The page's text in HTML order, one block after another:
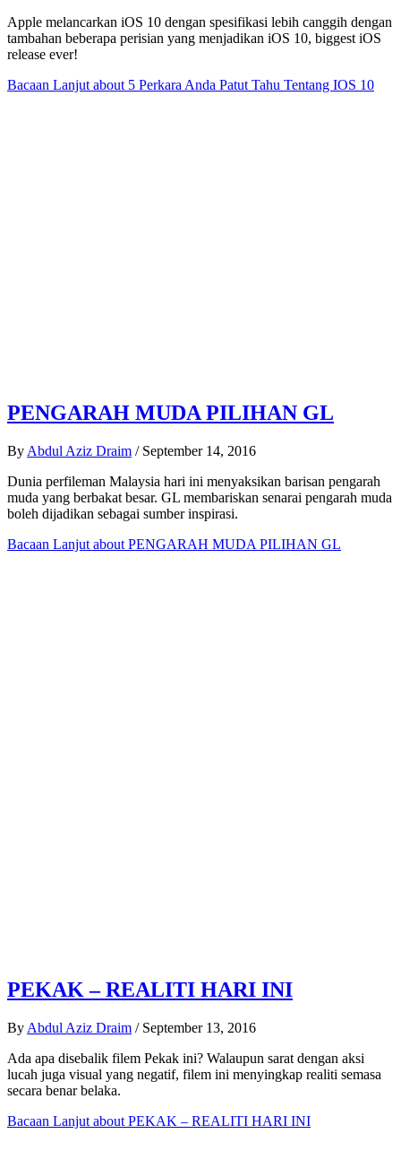
Apple melancarkan iOS 10 dengan spesifikasi lebih canggih dengan
tambahan beberapa perisian yang menjadikan iOS 10, biggest iOS
release ever!
Bacaan Lanjut about 5 Perkara Anda Patut Tahu Tentang IOS 10
PENGARAH MUDA PILIHAN GL
By Abdul Aziz Draim / September 14, 2016
Dunia perfileman Malaysia hari ini menyaksikan barisan pengarah
muda yang berbakat besar. GL membariskan senarai pengarah muda
boleh dijadikan sebagai sumber inspirasi.
Bacaan Lanjut about PENGARAH MUDA PILIHAN GL
PEKAK – REALITI HARI INI
By Abdul Aziz Draim / September 13, 2016
Ada apa disebalik filem Pekak ini? Walaupun sarat dengan aksi
lucah juga visual yang negatif, filem ini menyingkap realiti semasa
secara benar belaka.
Bacaan Lanjut about PEKAK – REALITI HARI INI